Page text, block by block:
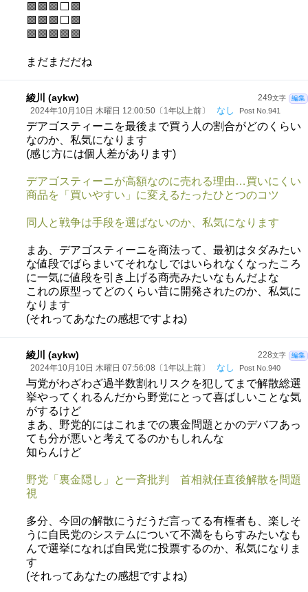
🟩🟩🟩⬜🟩
🟩🟩🟩⬜🟩
🟩🟩🟩🟩🟩
まだまだだね
249文字 編集
綾川 (aykw)
2024年10月10日 木曜日 12:00:50〔1年以上前〕 なし Post No.941
デアゴスティーニを最後まで買う人の割合がどのくらい
なのか、私気になります
(感じ方には個人差があります)
デアゴスティーニが高額なのに売れる理由…買いにくい
商品を「買いやすい」に変えるたったひとつのコツ
同人と戦争は手段を選ばないのか、私気になります
まあ、デアゴスティーニを商法って、最初はタダみたい
な値段でばらまいてそれなしではいられなくなったころ
に一気に値段を引き上げる商売みたいなもんだよな
これの原型ってどのくらい昔に開発されたのか、私気に
なります
(それってあなたの感想ですよね)
228文字 編集
綾川 (aykw)
2024年10月10日 木曜日 07:56:08〔1年以上前〕 なし Post No.940
与党がわざわざ過半数割れリスクを犯してまで解散総選
挙やってくれるんだから野党にとって喜ばしいことな気
がするけど
まあ、野党的にはこれまでの裏金問題とかのデバフあっ
ても分が悪いと考えてるのかもしれんな
知らんけど
野党「裏金隠し」と一斉批判 首相就任直後解散を問題
視
多分、今回の解散にうだうだ言ってる有権者も、楽しそ
うに自民党のシステムについて不満をもらすみたいなも
んで選挙になれば自民党に投票するのか、私気になりま
す
(それってあなたの感想ですよね)